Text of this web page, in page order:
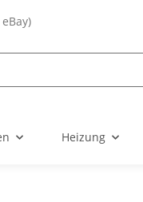
Heizung